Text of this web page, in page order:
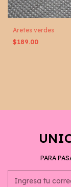
Aretes verdes
$189.00
PARA